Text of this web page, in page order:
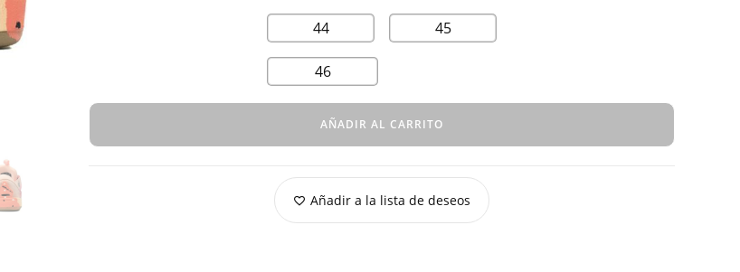
44 45
46
AÑADIR AL CARRITO
Añadir a la lista de deseos